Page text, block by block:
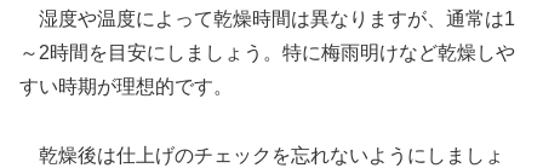
湿度や温度によって乾燥時間は異なりますが、通常は1
～2時間を目安にしましょう。特に梅雨明けなど乾燥しや
すい時期が理想的です。
乾燥後は仕上げのチェックを忘れないようにしましょ